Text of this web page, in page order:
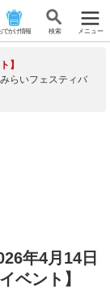
でかけ情報 検 索 メニュー
】
らいフェスティバ
年4月14日
ベント】